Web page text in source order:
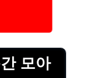
모아